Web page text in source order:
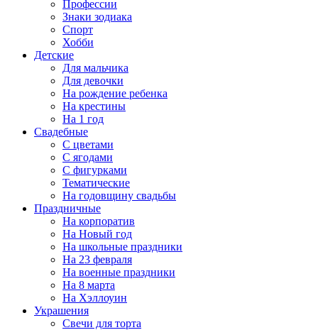
Профессии
Знаки зодиака
Спорт
Хобби
Детские
Для мальчика
Для девочки
На рождение ребенка
На крестины
На 1 год
Свадебные
С цветами
С ягодами
С фигурками
Тематические
На годовщину свадьбы
Праздничные
На корпоратив
На Новый год
На школьные праздники
На 23 февраля
На военные праздники
На 8 марта
На Хэллоуин
Украшения
Свечи для торта